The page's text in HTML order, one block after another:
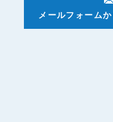
メールフォーム